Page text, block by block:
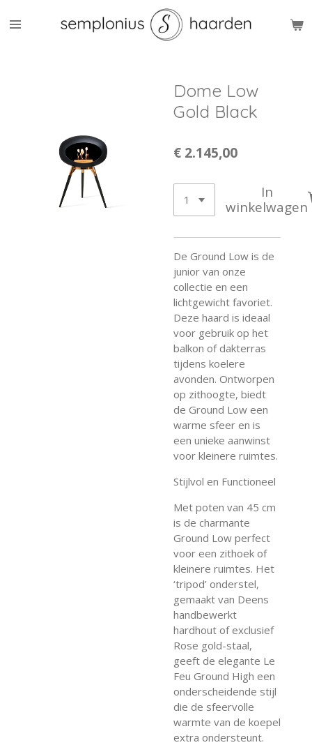
direct
Dome Low
Gold Black
€ 2.145,00
In
winkelwagen
De Ground Low is de
junior van onze
collectie en een
lichtgewicht favoriet.
Deze haard is ideaal
voor gebruik op het
balkon of dakterras
tijdens koelere
avonden. Ontworpen
op zithoogte, biedt
de Ground Low een
warme sfeer en is
een unieke aanwinst
voor kleinere ruimtes.
Stijlvol en Functioneel
Met poten van 45 cm
is de charmante
Ground Low perfect
voor een zithoek of
kleinere ruimtes. Het
‘tripod’ onderstel,
gemaakt van Deens
handbewerkt
hardhout of exclusief
Rose gold-staal,
geeft de elegante Le
Feu Ground High een
onderscheidende stijl
die de sfeervolle
warmte van de koepel
extra ondersteunt.